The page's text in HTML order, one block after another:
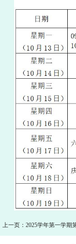
上一页：2025学年第一学期